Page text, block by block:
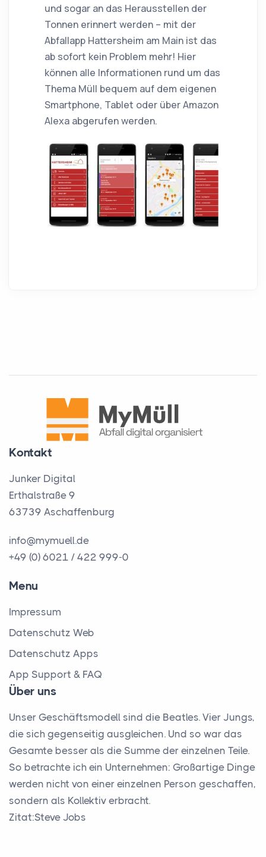
und sogar an das Herausstellen der
Tonnen erinnert werden – mit der
Abfallapp Hattersheim am Main ist das
ab sofort kein Problem mehr! Hier
können alle Informationen rund um das
Thema Müll bequem auf dem eigenen
Smartphone, Tablet oder über Amazon
Alexa abgerufen werden.
Kontakt
Junker Digital
Erthalstraße 9
63739 Aschaffenburg
info@mymuell.de
+49 (0) 6021 / 422 999-0
Menu
Impressum
Datenschutz Web
Datenschutz Apps
App Support & FAQ
Über uns
Unser Geschäftsmodell sind die Beatles. Vier Jungs,
die sich gegenseitig ausgleichen. Und so war das
Gesamte besser als die Summe der einzelnen Teile.
So betrachte ich ein Unternehmen: Großartige Dinge
werden nicht von einer einzelnen Person geschaffen,
sondern als Kollektiv erbracht.
Zitat:Steve Jobs